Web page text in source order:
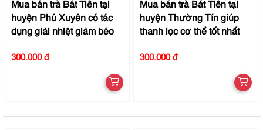
Mua bán trà Bát Tiên tại
huyện Phú Xuyên có tác
dụng giải nhiệt giảm béo
300.000 đ
Mua bán trà Bát Tiên tại
huyện Thường Tín giúp
thanh lọc cơ thể tốt nhất
300.000 đ